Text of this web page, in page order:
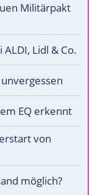
Militärpakt
Lidl & Co.
EQ erkennt
von
möglich?